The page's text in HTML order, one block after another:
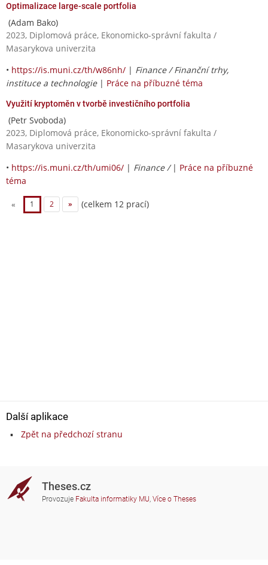
Optimalizace large-scale portfolia
(Adam Bako)
2023, Diplomová práce, Ekonomicko-správní fakulta /
Masarykova univerzita
• https://is.muni.cz/th/w86nh/ | Finance / Finanční trhy,
instituce a technologie| Práce na příbuzné téma
Využití kryptoměn v tvorbě investičního portfolia
(Petr Svoboda)
2023, Diplomová práce, Ekonomicko-správní fakulta /
Masarykova univerzita
• https://is.muni.cz/th/umi06/ | Finance / | Práce na příbuzné
téma
« 1 2 » (celkem 12 prací)
Další aplikace
Zpět na předchozí stranu
Theses.cz
Provozuje Fakulta informatiky MU, Více o Theses